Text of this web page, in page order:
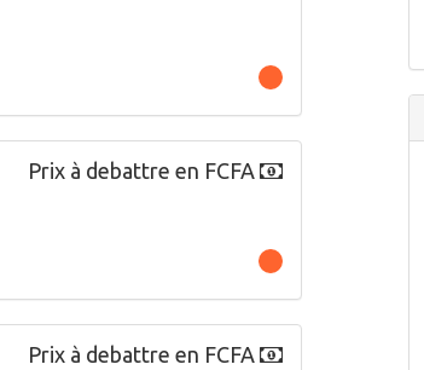
Prix à debattre en FCFA
Prix à debattre en FCFA